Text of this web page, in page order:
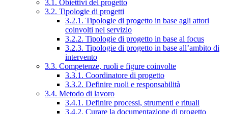
3.1. Obiettivi del progetto
3.2. Tipologie di progetti
3.2.1. Tipologie di progetto in base agli attori
coinvolti nel servizio
3.2.2. Tipologie di progetto in base al focus
3.2.3. Tipologie di progetto in base all’ambito di
intervento
3.3. Competenze, ruoli e figure coinvolte
3.3.1. Coordinatore di progetto
3.3.2. Definire ruoli e responsabilità
3.4. Metodo di lavoro
3.4.1. Definire processi, strumenti e rituali
3.4.2. Curare la documentazione di progetto